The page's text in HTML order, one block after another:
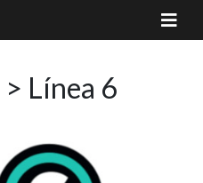
> Línea 6